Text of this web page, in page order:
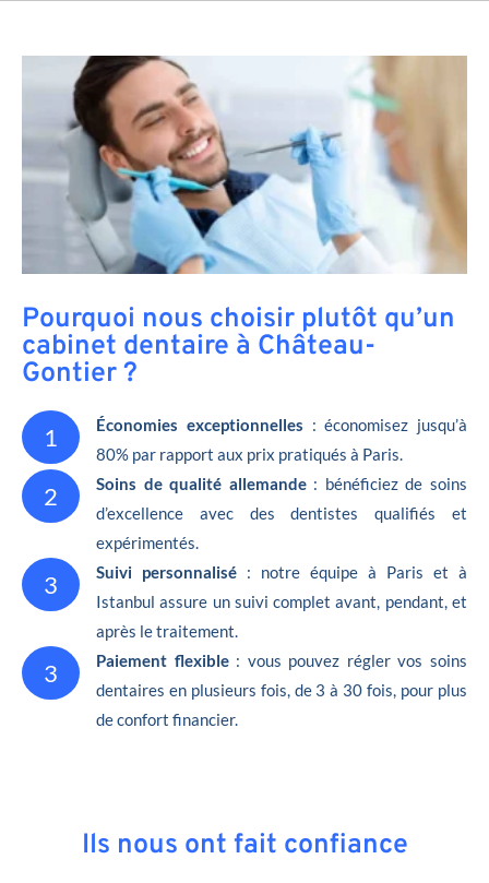
Pourquoi nous choisir plutôt qu’un
cabinet dentaire à Château-
Gontier ?
1 Économies exceptionnelles : économisez jusqu’à
80% par rapport aux prix pratiqués à Paris.
2 Soins de qualité allemande: bénéficiez de soins
d’excellence avec des dentistes qualifiés et
expérimentés.
3 Suivi personnalisé : notre équipe à Paris et à
Istanbul assure un suivi complet avant, pendant, et
après le traitement.
3 Paiement flexible: vous pouvez régler vos soins
dentaires en plusieurs fois, de 3 à 30 fois, pour plus
de confort financier.
Ils nous ont fait confiance